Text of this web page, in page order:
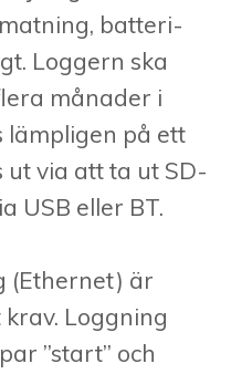
batteri-
Loggern ska
månader i
lämpligen på ett
via att ta ut SD-
USB eller BT.
(Ethernet) är
Loggning
”start” och